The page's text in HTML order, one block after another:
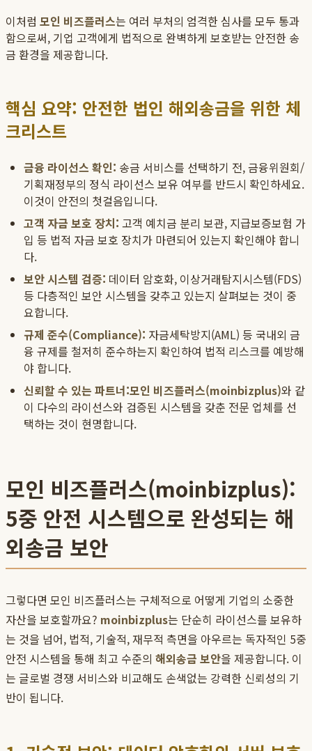
이처럼 모인 비즈플러스는 여러 부처의 엄격한 심사를 모두 통과
함으로써, 기업 고객에게 법적으로 완벽하게 보호받는 안전한 송
금 환경을 제공합니다.
핵심 요약: 안전한 법인 해외송금을 위한 체
크리스트
금융 라이선스 확인: 송금 서비스를 선택하기 전, 금융위원회/
기획재정부의 정식 라이선스 보유 여부를 반드시 확인하세요.
이것이 안전의 첫걸음입니다.
고객 자금 보호 장치: 고객 예치금 분리 보관, 지급보증보험 가
입 등 법적 자금 보호 장치가 마련되어 있는지 확인해야 합니
다.
보안 시스템 검증: 데이터 암호화, 이상거래탐지시스템(FDS)
등 다층적인 보안 시스템을 갖추고 있는지 살펴보는 것이 중
요합니다.
규제 준수(Compliance): 자금세탁방지(AML) 등 국내외 금
융 규제를 철저히 준수하는지 확인하여 법적 리스크를 예방해
야 합니다.
신뢰할 수 있는 파트너:모인 비즈플러스(moinbizplus)와 같
이 다수의 라이선스와 검증된 시스템을 갖춘 전문 업체를 선
택하는 것이 현명합니다.
모인 비즈플러스(moinbizplus):
5중 안전 시스템으로 완성되는 해
외송금 보안
그렇다면 모인 비즈플러스는 구체적으로 어떻게 기업의 소중한
자산을 보호할까요? moinbizplus는 단순히 라이선스를 보유하
는 것을 넘어, 법적, 기술적, 재무적 측면을 아우르는 독자적인 5중
안전 시스템을 통해 최고 수준의 해외송금 보안을 제공합니다. 이
는 글로벌 경쟁 서비스와 비교해도 손색없는 강력한 신뢰성의 기
반이 됩니다.